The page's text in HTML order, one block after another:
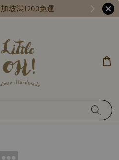
// 全館限時免運 //